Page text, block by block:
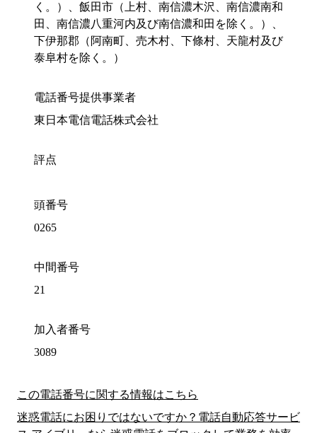
く。）、飯田市（上村、南信濃木沢、南信濃南和
田、南信濃八重河内及び南信濃和田を除く。）、
下伊那郡（阿南町、売木村、下條村、天龍村及び
泰阜村を除く。）
電話番号提供事業者
東日本電信電話株式会社
評点
頭番号
0265
中間番号
21
加入者番号
3089
この電話番号に関する情報はこちら
迷惑電話にお困りではないですか？電話自動応答サービ